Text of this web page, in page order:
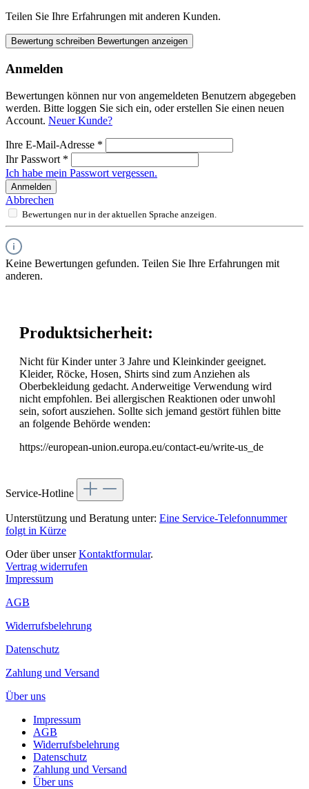
Teilen Sie Ihre Erfahrungen mit anderen Kunden.
Bewertung schreiben Bewertungen anzeigen
Anmelden
Bewertungen können nur von angemeldeten Benutzern abgegeben
werden. Bitte loggen Sie sich ein, oder erstellen Sie einen neuen
Account. Neuer Kunde?
Ihre E-Mail-Adresse *
Ihr Passwort *
Ich habe mein Passwort vergessen.
Anmelden
Abbrechen
Bewertungen nur in der aktuellen Sprache anzeigen.
Keine Bewertungen gefunden. Teilen Sie Ihre Erfahrungen mit
anderen.
Produktsicherheit:
Nicht für Kinder unter 3 Jahre und Kleinkinder geeignet.
Kleider, Röcke, Hosen, Shirts sind zum Anziehen als
Oberbekleidung gedacht. Anderweitige Verwendung wird
nicht empfohlen. Bei allergischen Reaktionen oder unwohl
sein, sofort ausziehen. Sollte sich jemand gestört fühlen bitte
an folgende Behörde wenden:
https://european-union.europa.eu/contact-eu/write-us_de
Service-Hotline
Unterstützung und Beratung unter: Eine Service-Telefonnummer
folgt in Kürze
Oder über unserKontaktformular.
Vertrag widerrufen
Impressum
AGB
Widerrufsbelehrung
Datenschutz
Zahlung und Versand
Über uns
Impressum
AGB
Widerrufsbelehrung
Datenschutz
Zahlung und Versand
Über uns